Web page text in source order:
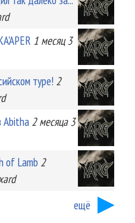
1 месяц 3
туре! 2
Abitha 2 месяца 3
of Lamb 2
ещё